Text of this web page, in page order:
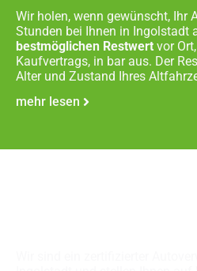
Wir holen, wenn gewünscht, Ihr
Stunden bei Ihnen in Ingolstadt
bestmöglichen Restwert vor
Kaufvertrags, in bar aus. Der
Alter und Zustand Ihres
mehr lesen